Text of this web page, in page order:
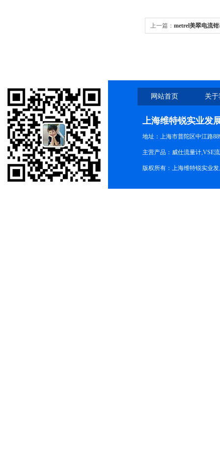
上一篇： metrel美翠电流
网站首页 关
上海维特锐实业发
地址：上海市普陀区中江路
主营产品：威仕流量计,VSE
版权所有：上海维特锐实业